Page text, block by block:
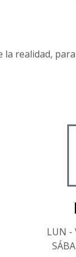
realidad,
LUN -